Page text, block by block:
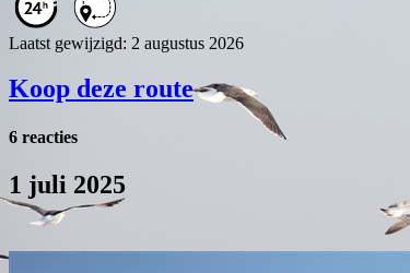
Laatst gewijzigd: 2 augustus 2026
Koop deze route
6 reacties
1 juli 2025